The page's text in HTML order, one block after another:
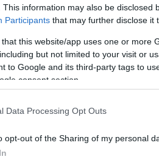
This information may also be disclosed
Participants that may further disclose it
that this website/app uses one or more
but not limited to your visit or
to Google and its third-party tags to
consent section.
Data Processing Opt Outs
opt-out of the Sharing of my personal
Tetszik